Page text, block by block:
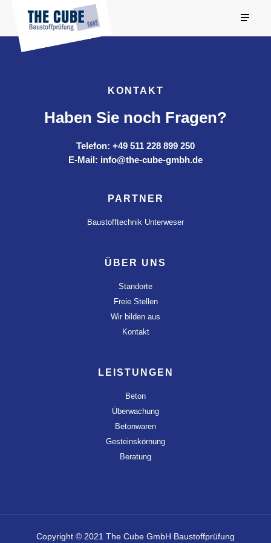
KONTAKT
Haben Sie noch Fragen?
Telefon: +49 511 228 899 250
E-Mail: info@the-cube-gmbh.de
PARTNER
Baustofftechnik Unterweser
ÜBER UNS
Standorte
Freie Stellen
Wir bilden aus
Kontakt
LEISTUNGEN
Beton
Überwachung
Betonwaren
Gesteinskörnung
Beratung
Copyright © 2021 The Cube GmbH Baustoffprüfung